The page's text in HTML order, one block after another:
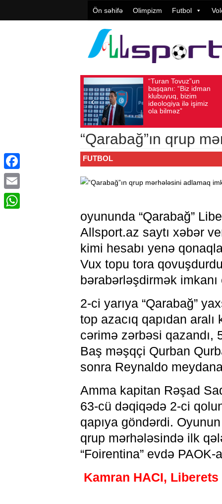
Ön səhifə Olimpizm Futbol
başqanı: “Biz idman
klubuyuq, bizim
ideologiya ilə işimiz
ola bilməz”
Avqust 05, 2026
“Qarabağ”ın qrup
FUTBOL
oyununda “Qarabağ”
Allsport.az saytı xəbər
kimi hesabı yenə
Vux topu tora
bərabərləşdirmək
2-ci yarıya “Qarabağ”
top azacıq qapıdan
cərimə zərbəsi qazandı,
Baş məşqçi Qurban
sonra Reynaldo
Amma kapitan Rəşad
63-cü dəqiqədə 2-ci
qapıya göndərdi.
qrup mərhələsində ilk
“Foirentina” evdə
Kamran HACI, Liberets
Facebook
Email